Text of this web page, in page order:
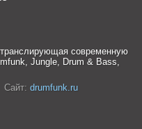
транслирующая современную
Jungle, Drum & Bass,
Сайт: drumfunk.ru